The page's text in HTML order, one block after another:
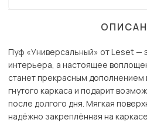
Пуф «Универсальный» от Leset —
интерьера, а настоящее
станет прекрасным дополнением
гнутого каркаса и подарит
после долгого дня. Мягкая
надёжно закреплённая на